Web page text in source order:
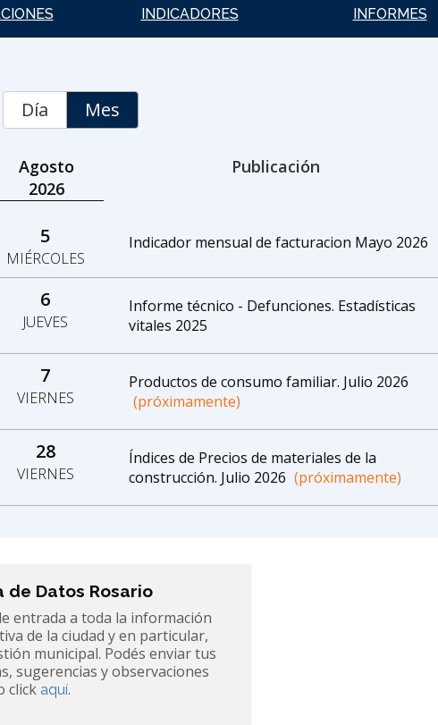
INDICADORES INFORMES
Día Mes
Agosto
2026
Publicación
5
MIÉRCOLES
Indicador mensual de facturacion Mayo 2026
6
JUEVES
Informe técnico - Defunciones. Estadísticas
vitales 2025
7
VIERNES
Productos de consumo familiar. Julio 2026
(próximamente)
28
VIERNES
Índices de Precios de materiales de la
construcción. Julio 2026 (próximamente)
de Datos Rosario
entrada a toda la información
de la ciudad y en particular,
municipal. Podés enviar tus
sugerencias y observaciones
click aquí.